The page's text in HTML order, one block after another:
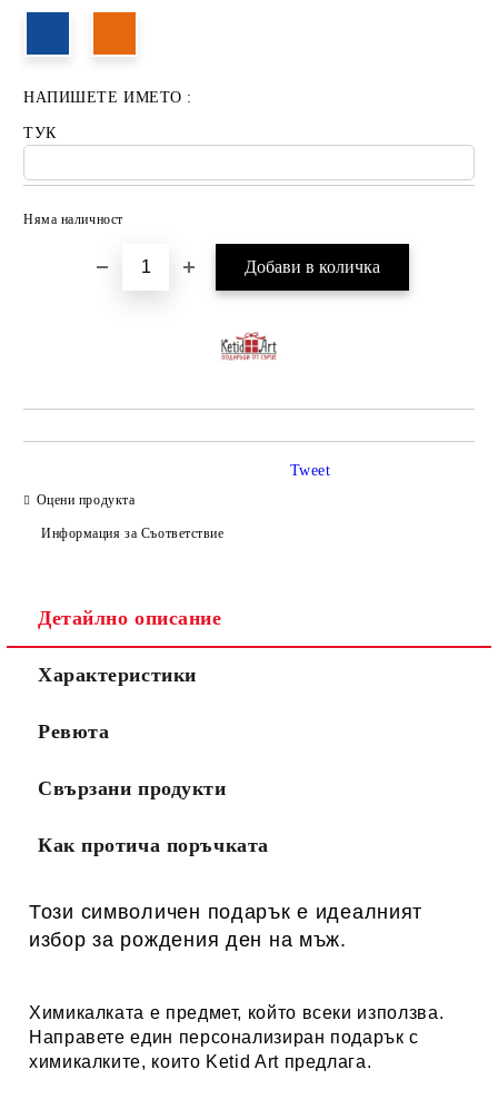
НАПИШЕТЕ ИМЕТО :
ТУК
Няма наличност
Оцени продукта
Информация за Съответствие
Tweet
Детайлно описание
Характеристики
Ревюта
Свързани продукти
Как протича поръчката
Този символичен подарък е идеалният
избор за рождения ден на мъж.
Химикалката е предмет, който всеки използва.
Направете един персонализиран подарък с
химикалките, които Ketid Artпредлага.